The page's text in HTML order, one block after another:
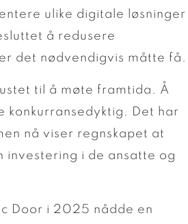
ulike digitale løsninger
å redusere
det nødvendigvis måtte få.
til å møte framtida. Å
Det har
nå viser regnskapet at
i de ansatte og
Door i 2025 nådde en